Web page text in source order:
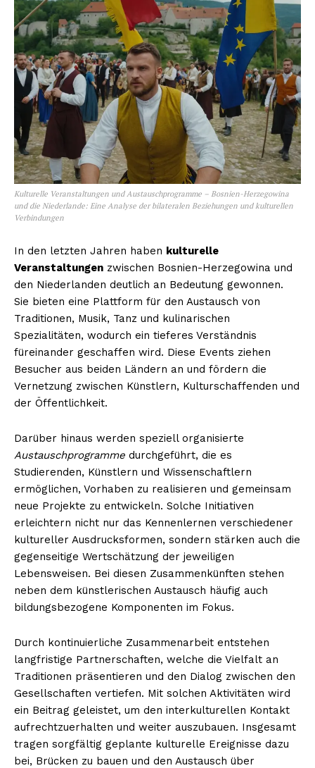
NEWSLETTER ABONNIEREN
Inhalte
Kulturelle Veranstaltungen und Austauschprogramme – Bosnien-Herzegowina
und die Niederlande: Eine Analyse der bilateralen Beziehungen und kulturellen
Verbindungen
In den letzten Jahren haben kulturelle
Veranstaltungen zwischen Bosnien-Herzegowina und
den Niederlanden deutlich an Bedeutung gewonnen.
Sie bieten eine Plattform für den Austausch von
Traditionen, Musik, Tanz und kulinarischen
Spezialitäten, wodurch ein tieferes Verständnis
füreinander geschaffen wird. Diese Events ziehen
Besucher aus beiden Ländern an und fördern die
Vernetzung zwischen Künstlern, Kulturschaffenden und
der Öffentlichkeit.
Darüber hinaus werden speziell organisierte
Austauschprogramme durchgeführt, die es
Studierenden, Künstlern und Wissenschaftlern
ermöglichen, Vorhaben zu realisieren und gemeinsam
neue Projekte zu entwickeln. Solche Initiativen
erleichtern nicht nur das Kennenlernen verschiedener
kultureller Ausdrucksformen, sondern stärken auch die
gegenseitige Wertschätzung der jeweiligen
Lebensweisen. Bei diesen Zusammenkünften stehen
neben dem künstlerischen Austausch häufig auch
bildungsbezogene Komponenten im Fokus.
Durch kontinuierliche Zusammenarbeit entstehen
langfristige Partnerschaften, welche die Vielfalt an
Traditionen präsentieren und den Dialog zwischen den
Gesellschaften vertiefen. Mit solchen Aktivitäten wird
ein Beitrag geleistet, um den interkulturellen Kontakt
aufrechtzuerhalten und weiter auszubauen. Insgesamt
tragen sorgfältig geplante kulturelle Ereignisse dazu
bei, Brücken zu bauen und den Austausch über